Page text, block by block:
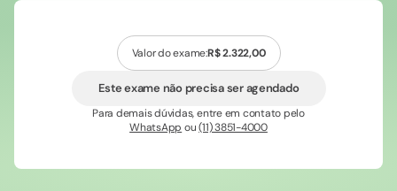
Valor do exame:R$ 2.322,00
Este exame não precisa ser agendado
Para demais dúvidas, entre em contato pelo
WhatsApp ou(11) 3851-4000